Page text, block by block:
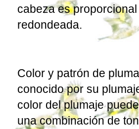
cabeza es
redondeada.
Color y patrón de
conocido por su
color del plumaje
una combinación de